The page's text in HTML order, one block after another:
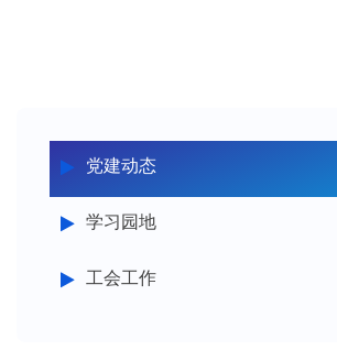
党建动态
学习园地
工会工作